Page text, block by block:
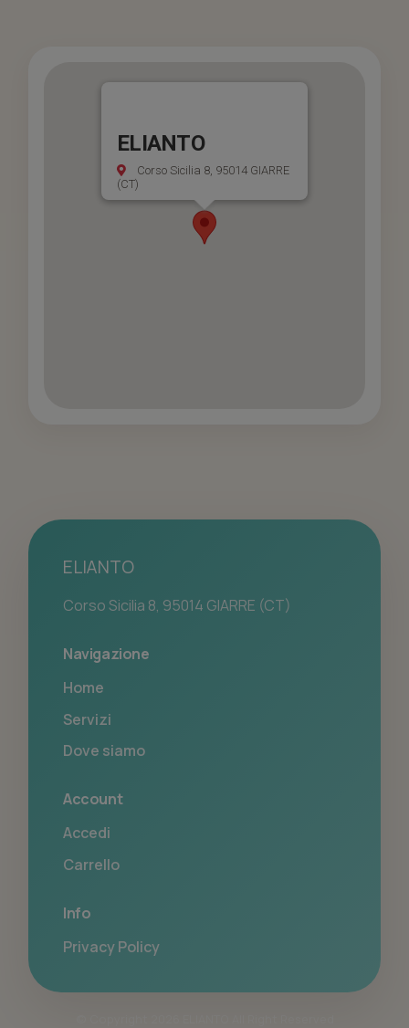
ELIANTO
Corso Sicilia 8, 95014 GIARRE
(CT)
ELIANTO
Corso Sicilia 8, 95014 GIARRE (CT)
Navigazione
Home
Servizi
Dove siamo
Account
Accedi
Carrello
Info
Privacy Policy